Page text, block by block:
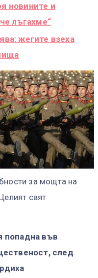
новините и
лъгахме“
жегите взеха
за мощта на
свят
попадна във
след